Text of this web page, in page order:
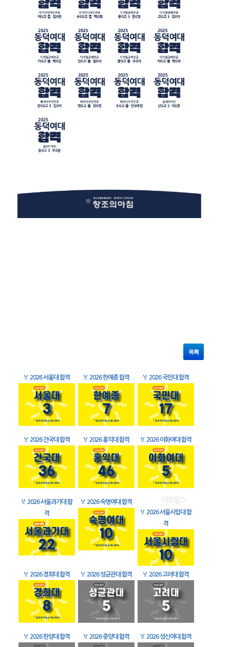
목록
🏅 2026 서울대 합격 🏅 2026 한예종 합격 🏅 2026 국민대 합격
🏅 2026 건국대 합격 🏅 2026 홍익대 합격 🏅 2026 이화여대 합격
🏅 2026 서울과기대 합
격
🏅 2026 숙명여대 합격
🏅 2026 서울시립대 합
격
🏅 2026 경희대 합격 🏅 2026 성균관대 합격 🏅 2026 고려대 합격
🏅 2026 한양대 합격 🏅 2026 중앙대 합격 🏅 2026 성신여대 합격